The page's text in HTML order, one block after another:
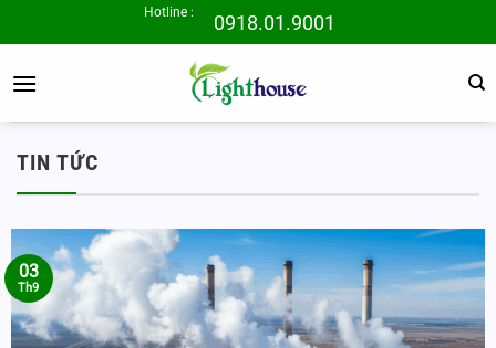
qua
dung
Hotline : 0918.01.9001
TIN TỨC
03
Th9